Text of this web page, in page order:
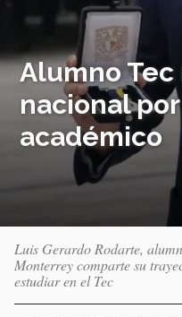
Alumno
nacional
académico
Luis Gerardo Rodarte,
Monterrey comparte su
estudiar en el Tec